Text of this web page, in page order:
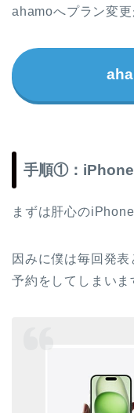
ahamoへプラン変更
手順①：iPhone
まずは肝心の
因みに僕は毎回発
予約をしてしまいま